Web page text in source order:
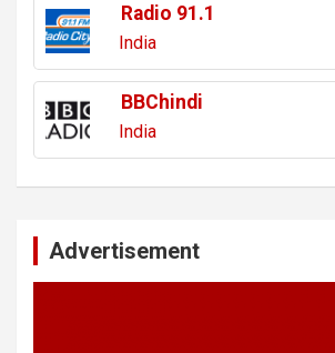
Radio 91.1
India
BBChindi
India
Advertisement